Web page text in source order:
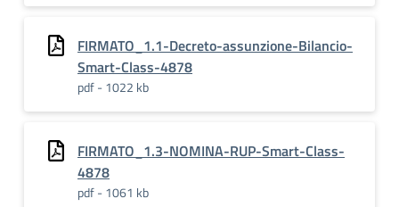
FIRMATO_1.1-Decreto-assunzione-Bilancio-
Smart-Class-4878
pdf - 1022 kb
FIRMATO_1.3-NOMINA-RUP-Smart-Class-
4878
pdf - 1061 kb